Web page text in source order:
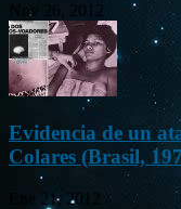
Nov 26, 2012
Evidencia de un
Colares (Brasil,
Ene 21, 2012